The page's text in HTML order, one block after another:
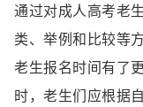
通过对成人高考老
类、举例和比较等
老生报名时间有了
时，老生们应根据